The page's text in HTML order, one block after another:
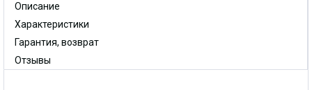
Описание
Характеристики
Гарантия, возврат
Отзывы